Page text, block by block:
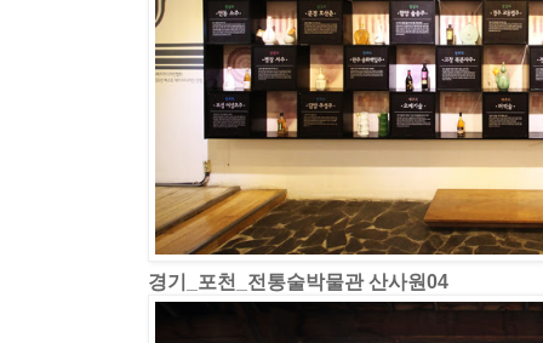
경기_포천_전통술박물관 산사원04